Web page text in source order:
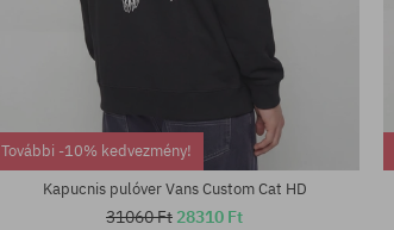
Elérhető méretek:
M; L; XL; XXL
További -10% kedvezmény!
Kapucnis pulóver Vans Custom Cat HD
31060 Ft 28310 Ft